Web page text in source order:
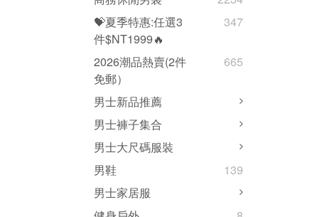
💝夏季特惠:任選3
件$NT1999🔥
347
2026潮品熱賣(2件
免郵）
665
男士新品推薦
男士褲子集合
男士大尺碼服裝
男鞋
139
男士家居服